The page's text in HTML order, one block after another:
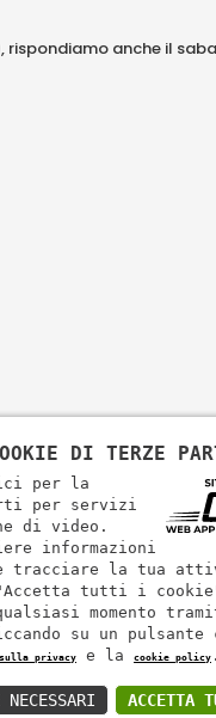
rispondiamo anche il
DI TERZE
per la
per servizi
di video.
informazioni
tracciare la tua
tutti i
momento
su un pulsante
privacy e la cookie policy .
ACCETTA
NECESSARI